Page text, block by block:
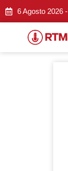
Vai
al
contenuto
6 Agosto 2026 -